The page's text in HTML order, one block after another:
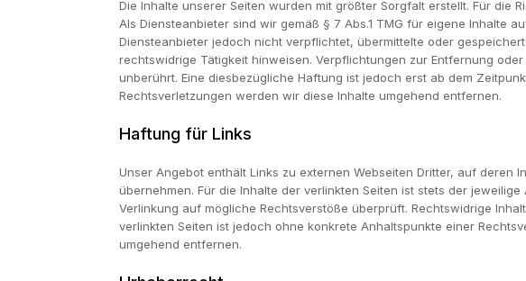
Die Inhalte unserer Seiten wurden mit größter Sorgfalt erstellt. Für die
Als Diensteanbieter sind wir gemäß § 7 Abs.1 TMG für eigene Inhalte
Diensteanbieter jedoch nicht verpflichtet, übermittelte oder
rechtswidrige Tätigkeit hinweisen. Verpflichtungen zur Entfernung
unberührt. Eine diesbezügliche Haftung ist jedoch erst ab dem
Rechtsverletzungen werden wir diese Inhalte umgehend entfernen.
Haftung für Links
Unser Angebot enthält Links zu externen Webseiten Dritter, auf
übernehmen. Für die Inhalte der verlinkten Seiten ist stets der
Verlinkung auf mögliche Rechtsverstöße überprüft. Rechtswidrige
verlinkten Seiten ist jedoch ohne konkrete Anhaltspunkte einer
umgehend entfernen.